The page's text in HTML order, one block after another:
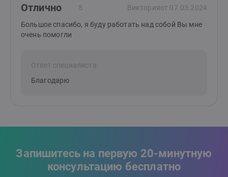
Отлично 5 Викторияот 07.03.2024
Большое спасибо, я буду работать над собой Вы мне
очень помогли
Ответ специалиста:
Благодарю
Запишитесь на первую 20-минутную
консультацию бесплатно